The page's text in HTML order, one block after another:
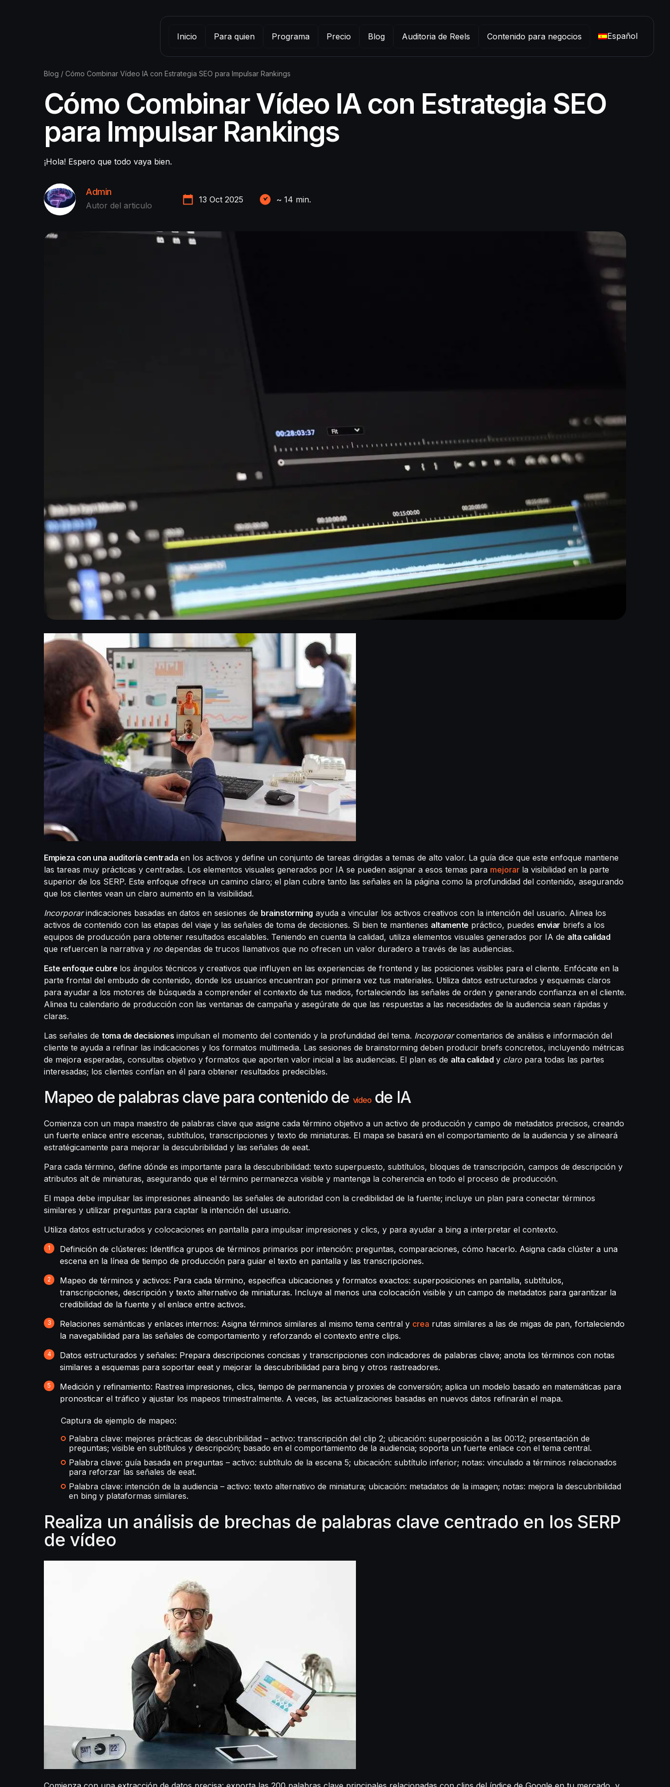
Inicio Para quien Programa Precio Blog Auditoria de Reels Contenido para negocios Español
Blog / Cómo Combinar Vídeo IA con Estrategia SEO para Impulsar Rankings
Cómo Combinar Vídeo IA con Estrategia SEO
para Impulsar Rankings
¡Hola! Espero que todo vaya bien.
Admin
Autor del articulo
13 Oct 2025 ~ 14 min.
Empieza con una auditoría centrada en los activos y define un conjunto de tareas dirigidas a temas de alto valor. La guía dice que este enfoque mantiene
las tareas muy prácticas y centradas. Los elementos visuales generados por IA se pueden asignar a esos temas para mejorar la visibilidad en la parte
superior de los SERP. Este enfoque ofrece un camino claro; el plan cubre tanto las señales en la página como la profundidad del contenido, asegurando
que los clientes vean un claro aumento en la visibilidad.
Incorporarindicaciones basadas en datos en sesiones de brainstorming ayuda a vincular los activos creativos con la intención del usuario. Alinea los
activos de contenido con las etapas del viaje y las señales de toma de decisiones. Si bien te mantienes altamente práctico, puedes enviar briefs a los
equipos de producción para obtener resultados escalables. Teniendo en cuenta la calidad, utiliza elementos visuales generados por IA de alta calidad
que refuercen la narrativa y no dependas de trucos llamativos que no ofrecen un valor duradero a través de las audiencias.
Este enfoque cubre los ángulos técnicos y creativos que influyen en las experiencias de frontend y las posiciones visibles para el cliente. Enfócate en la
parte frontal del embudo de contenido, donde los usuarios encuentran por primera vez tus materiales. Utiliza datos estructurados y esquemas claros
para ayudar a los motores de búsqueda a comprender el contexto de tus medios, fortaleciendo las señales de orden y generando confianza en el cliente.
Alinea tu calendario de producción con las ventanas de campaña y asegúrate de que las respuestas a las necesidades de la audiencia sean rápidas y
claras.
Las señales de toma de decisiones impulsan el momento del contenido y la profundidad del tema. Incorporarcomentarios de análisis e información del
cliente te ayuda a refinar las indicaciones y los formatos multimedia. Las sesiones de brainstorming deben producir briefs concretos, incluyendo métricas
de mejora esperadas, consultas objetivo y formatos que aporten valor inicial a las audiencias. El plan es de alta calidad y claro para todas las partes
interesadas; los clientes confían en él para obtener resultados predecibles.
Mapeo de palabras clave para contenido de vídeode IA
Comienza con un mapa maestro de palabras clave que asigne cada término objetivo a un activo de producción y campo de metadatos precisos, creando
un fuerte enlace entre escenas, subtítulos, transcripciones y texto de miniaturas. El mapa se basará en el comportamiento de la audiencia y se alineará
estratégicamente para mejorar la descubribilidad y las señales de eeat.
Para cada término, define dónde es importante para la descubribilidad: texto superpuesto, subtítulos, bloques de transcripción, campos de descripción y
atributos alt de miniaturas, asegurando que el término permanezca visible y mantenga la coherencia en todo el proceso de producción.
El mapa debe impulsar las impresiones alineando las señales de autoridad con la credibilidad de la fuente; incluye un plan para conectar términos
similares y utilizar preguntas para captar la intención del usuario.
Utiliza datos estructurados y colocaciones en pantalla para impulsar impresiones y clics, y para ayudar a bing a interpretar el contexto.
Definición de clústeres: Identifica grupos de términos primarios por intención: preguntas, comparaciones, cómo hacerlo. Asigna cada clúster a una
escena en la línea de tiempo de producción para guiar el texto en pantalla y las transcripciones.
Mapeo de términos y activos: Para cada término, especifica ubicaciones y formatos exactos: superposiciones en pantalla, subtítulos,
transcripciones, descripción y texto alternativo de miniaturas. Incluye al menos una colocación visible y un campo de metadatos para garantizar la
credibilidad de la fuente y el enlace entre activos.
Relaciones semánticas y enlaces internos: Asigna términos similares al mismo tema central y crea rutas similares a las de migas de pan, fortaleciendo
la navegabilidad para las señales de comportamiento y reforzando el contexto entre clips.
Datos estructurados y señales: Prepara descripciones concisas y transcripciones con indicadores de palabras clave; anota los términos con notas
similares a esquemas para soportar eeat y mejorar la descubribilidad para bing y otros rastreadores.
Medición y refinamiento: Rastrea impresiones, clics, tiempo de permanencia y proxies de conversión; aplica un modelo basado en matemáticas para
pronosticar el tráfico y ajustar los mapeos trimestralmente. A veces, las actualizaciones basadas en nuevos datos refinarán el mapa.
Captura de ejemplo de mapeo:
Palabra clave: mejores prácticas de descubribilidad – activo: transcripción del clip 2; ubicación: superposición a las 00:12; presentación de
preguntas; visible en subtítulos y descripción; basado en el comportamiento de la audiencia; soporta un fuerte enlace con el tema central.
Palabra clave: guía basada en preguntas – activo: subtítulo de la escena 5; ubicación: subtítulo inferior; notas: vinculado a términos relacionados
para reforzar las señales de eeat.
Palabra clave: intención de la audiencia – activo: texto alternativo de miniatura; ubicación: metadatos de la imagen; notas: mejora la descubribilidad
en bing y plataformas similares.
Realiza un análisis de brechas de palabras clave centrado en los SERP
de vídeo